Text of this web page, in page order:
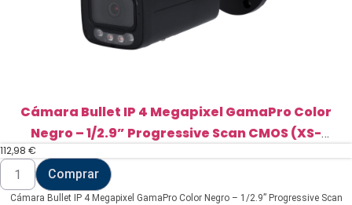
Cámara Bullet IP 4 Megapixel GamaPro Color
Negro – 1/2.9” Progressive Scan CMOS (XS-
IPB619CA-4PS-FC-AI-BLACK)
112,98 €
Cámara
Bullet
IP
Comprar
Cámara Bullet IP 4 Megapixel GamaPro Color Negro – 1/2.9” Progressive Scan